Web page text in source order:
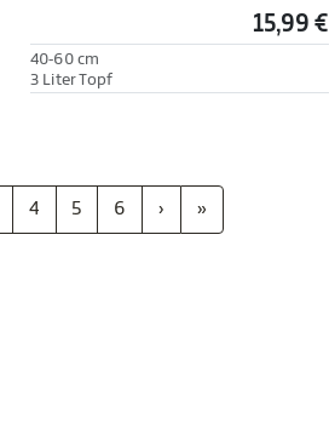
15,99 €
40-60 cm
3 Liter Topf
4 5 6 › »